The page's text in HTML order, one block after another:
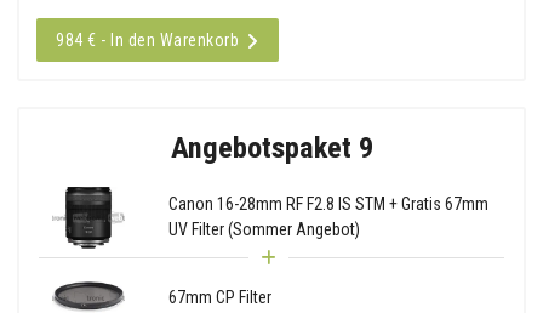
984 € - In den Warenkorb
Angebotspaket 9
Canon 16-28mm RF F2.8 IS STM + Gratis 67mm
UV Filter (Sommer Angebot)
67mm CP Filter